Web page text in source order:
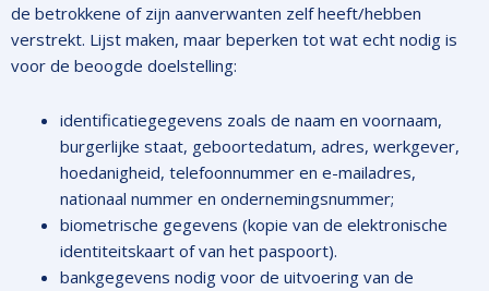
de betrokkene of zijn aanverwanten zelf heeft/hebben
verstrekt. Lijst maken, maar beperken tot wat echt nodig is
voor de beoogde doelstelling:
identificatiegegevens zoals de naam en voornaam,
burgerlijke staat, geboortedatum, adres, werkgever,
hoedanigheid, telefoonnummer en e-mailadres,
nationaal nummer en ondernemingsnummer;
biometrische gegevens (kopie van de elektronische
identiteitskaart of van het paspoort).
bankgegevens nodig voor de uitvoering van de